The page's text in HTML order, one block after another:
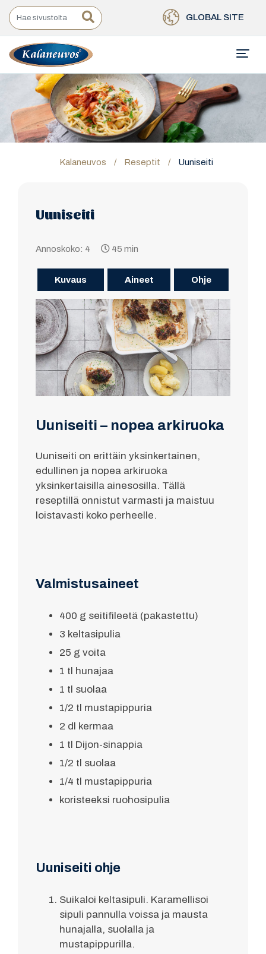
GLOBAL SITE
Kalaneuvos / Reseptit / Uuniseiti
Uuniseiti
Annoskoko: 4 45 min
Kuvaus Aineet Ohje
Uuniseiti – nopea arkiruoka
Uuniseiti on erittäin yksinkertainen,
edullinen ja nopea arkiruoka
yksinkertaisilla ainesosilla. Tällä
reseptillä onnistut varmasti ja maistuu
loistavasti koko perheelle.
Valmistusaineet
400 g seitifileetä (pakastettu)
3 keltasipulia
25 g voita
1 tl hunajaa
1 tl suolaa
1/2 tl mustapippuria
2 dl kermaa
1 tl Dijon-sinappia
1/2 tl suolaa
1/4 tl mustapippuria
koristeeksi ruohosipulia
Uuniseiti ohje
Suikaloi keltasipuli. Karamellisoi
sipuli pannulla voissa ja mausta
hunajalla, suolalla ja
mustapippurilla.